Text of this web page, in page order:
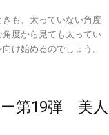
も、太っていない角度
度から見ても太ってい
け始めるのでしょう。
第19弾 美人